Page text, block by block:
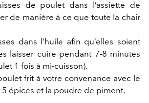
de poulet dans l’assiette de
de manière à ce que toute la chair
dans l’huile afin qu’elles soient
laisser cuire pendant 7-8 minutes
1 fois à mi-cuisson).
frit à votre convenance avec le
5 épices et la poudre de piment.